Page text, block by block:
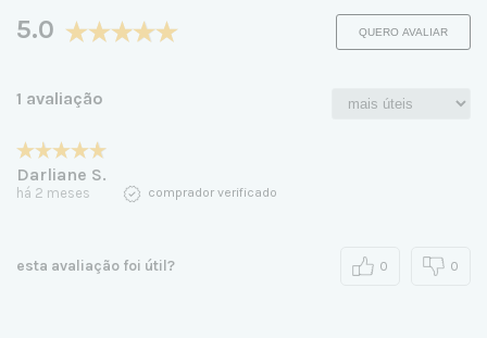
5.0 QUERO AVALIAR
1 avaliação
Darliane S.
há 2 meses comprador verificado
esta avaliação foi útil? 0 0